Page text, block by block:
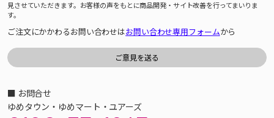
見させていただきます。お客様の声をもとに商品開発・サイト改善を行ってまいりま
す。
ご注文にかかわるお問い合わせはお問い合わせ専用フォームから
■ お問合せ
ゆめタウン・ゆめマート・ユアーズ